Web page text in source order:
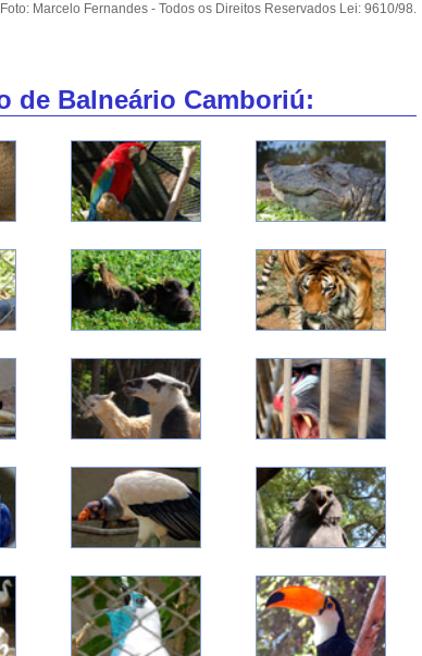
Foto: Marcelo Fernandes - Todos os Direitos Reservados Lei: 9610/98.
de Balneário Camboriú: